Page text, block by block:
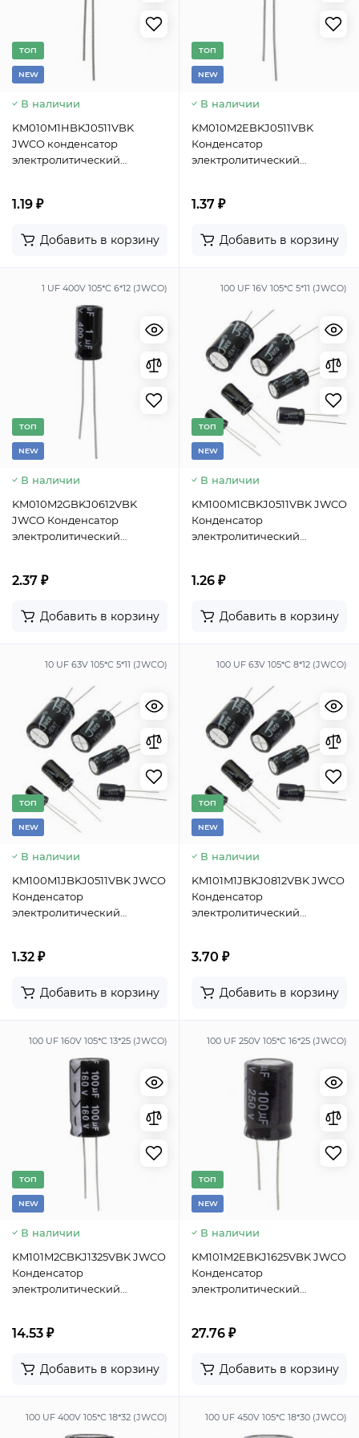
TОП
NEW
В наличии
KM010M1HBKJ0511VBK
JWCO конденсатор
электролитический
2000 часов
1.19 ₽
Добавить в корзину
TОП
NEW
В наличии
KM010M2EBKJ0511VBK
Конденсатор
электролитический
наработка 2000 часов
1.37 ₽
Добавить в корзину
1 UF 400V 105*C 6*12 (JWCO)
TОП
NEW
В наличии
KM010M2GBKJ0612VBK
JWCO Конденсатор
электролитический
наработка 2000 часов
2.37 ₽
Добавить в корзину
100 UF 16V 105*C 5*11 (JWCO)
TОП
NEW
В наличии
KM100M1CBKJ0511VBK JWCO
Конденсатор
электролитический
наработка 2000 часов
1.26 ₽
Добавить в корзину
10 UF 63V 105*C 5*11 (JWCO)
TОП
NEW
В наличии
KM100M1JBKJ0511VBK JWCO
Конденсатор
электролитический
наработка 2000 часов
1.32 ₽
Добавить в корзину
100 UF 63V 105*C 8*12 (JWCO)
TОП
NEW
В наличии
KM101M1JBKJ0812VBK JWCO
Конденсатор
электролитический
наработка 2000 часов
3.70 ₽
Добавить в корзину
100 UF 160V 105*C 13*25 (JWCO)
TОП
NEW
В наличии
KM101M2CBKJ1325VBK JWCO
Конденсатор
электролитический
наработка 2000 часов
14.53 ₽
Добавить в корзину
100 UF 250V 105*C 16*25 (JWCO)
TОП
NEW
В наличии
KM101M2EBKJ1625VBK JWCO
Конденсатор
электролитический
наработка 2000 часов
27.76 ₽
Добавить в корзину
100 UF 400V 105*C 18*32 (JWCO) 100 UF 450V 105*C 18*30 (JWCO)